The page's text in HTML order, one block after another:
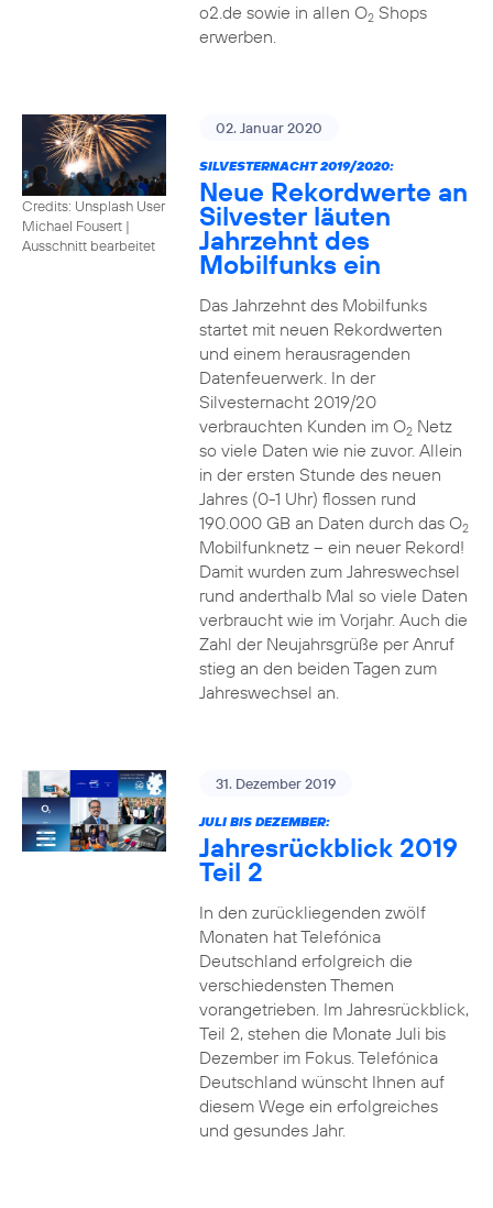
o2.de sowie in allen O2Shops
erwerben.
Credits: Unsplash User
Michael Fousert |
Ausschnitt bearbeitet
02. Januar 2020
SILVESTERNACHT 2019/2020:
Neue Rekordwerte an
Silvester läuten
Jahrzehnt des
Mobilfunks ein
Das Jahrzehnt des Mobilfunks
startet mit neuen Rekordwerten
und einem herausragenden
Datenfeuerwerk. In der
Silvesternacht 2019/20
verbrauchten Kunden im O2Netz
so viele Daten wie nie zuvor. Allein
in der ersten Stunde des neuen
Jahres (0-1 Uhr) flossen rund
190.000 GB an Daten durch das O2
Mobilfunknetz – ein neuer Rekord!
Damit wurden zum Jahreswechsel
rund anderthalb Mal so viele Daten
verbraucht wie im Vorjahr. Auch die
Zahl der Neujahrsgrüße per Anruf
stieg an den beiden Tagen zum
Jahreswechsel an.
31. Dezember 2019
JULI BIS DEZEMBER:
Jahresrückblick 2019
Teil 2
In den zurückliegenden zwölf
Monaten hat Telefónica
Deutschland erfolgreich die
verschiedensten Themen
vorangetrieben. Im Jahresrückblick,
Teil 2, stehen die Monate Juli bis
Dezember im Fokus. Telefónica
Deutschland wünscht Ihnen auf
diesem Wege ein erfolgreiches
und gesundes Jahr.